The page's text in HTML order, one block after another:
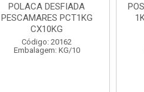
POSTA CORVINA PACOTE
1KG PESCAMARES CX
15KG
Código: 22469
Embalagem: KG/15